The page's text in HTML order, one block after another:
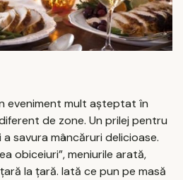
eveniment mult așteptat în
de zone. Un prilej pentru
savura mâncăruri delicioase.
obiceiuri”, meniurile arată,
la țară. Iată ce pun pe masă